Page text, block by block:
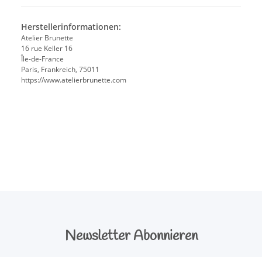
Herstellerinformationen:
Atelier Brunette
16 rue Keller 16
Île-de-France
Paris, Frankreich, 75011
https://www.atelierbrunette.com
Newsletter Abonnieren